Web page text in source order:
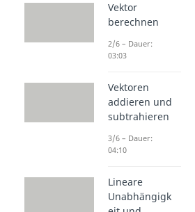
Vektor
berechnen
2/6 – Dauer:
03:03
Vektoren
addieren und
subtrahieren
3/6 – Dauer:
04:10
Lineare
Unabhängigk